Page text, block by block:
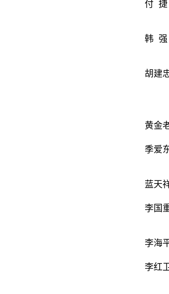
付 捷
韩 强
胡建
黄金
季爱
蓝天
李国
李海
李红